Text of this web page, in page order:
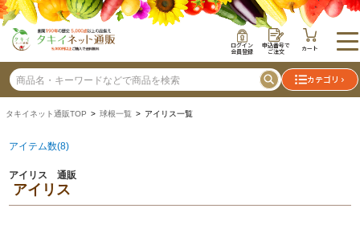
ログイン
会員登録
申込番号で
ご注文 カート
カテゴリ
タキイネット通販TOP > 球根一覧 > アイリス一覧
アイテム数(8)
アイリス 通販
アイリス